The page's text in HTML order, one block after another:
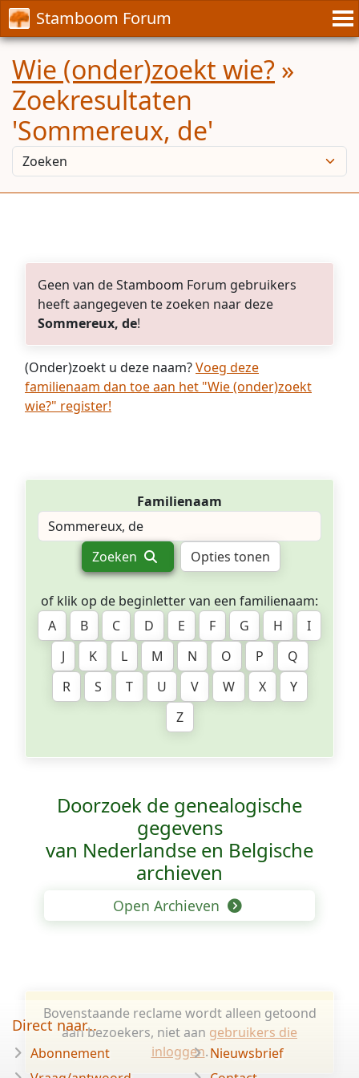
Stamboom Forum
Wie (onder)zoekt wie? »
Zoekresultaten
'Sommereux, de'
Geen van de Stamboom Forum gebruikers
heeft aangegeven te zoeken naar deze
Sommereux, de!
(Onder)zoekt u deze naam?Voeg deze
familienaam dan toe aan het "Wie (onder)zoekt
wie?" register!
Familienaam
Zoeken Opties tonen
of klik op de beginletter van een familienaam:
A
B C D E F G H
I
J
K L M N O P
Q
R
S T U V W X
Y
Z
Doorzoek de genealogische
gegevens
van Nederlandse en Belgische
archieven
Open Archieven
Bovenstaande reclame wordt alleen getoond
aan bezoekers, niet aan gebruikers die
inloggen.
Direct naar...
Abonnement
Nieuwsbrief